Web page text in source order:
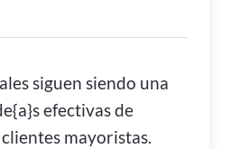
siguen siendo una
efectivas de
mayoristas.